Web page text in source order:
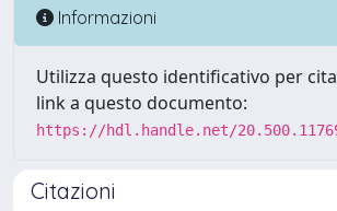
Informazioni
Utilizza questo identificativo per
link a questo documento:
https://hdl.handle.net/
Citazioni